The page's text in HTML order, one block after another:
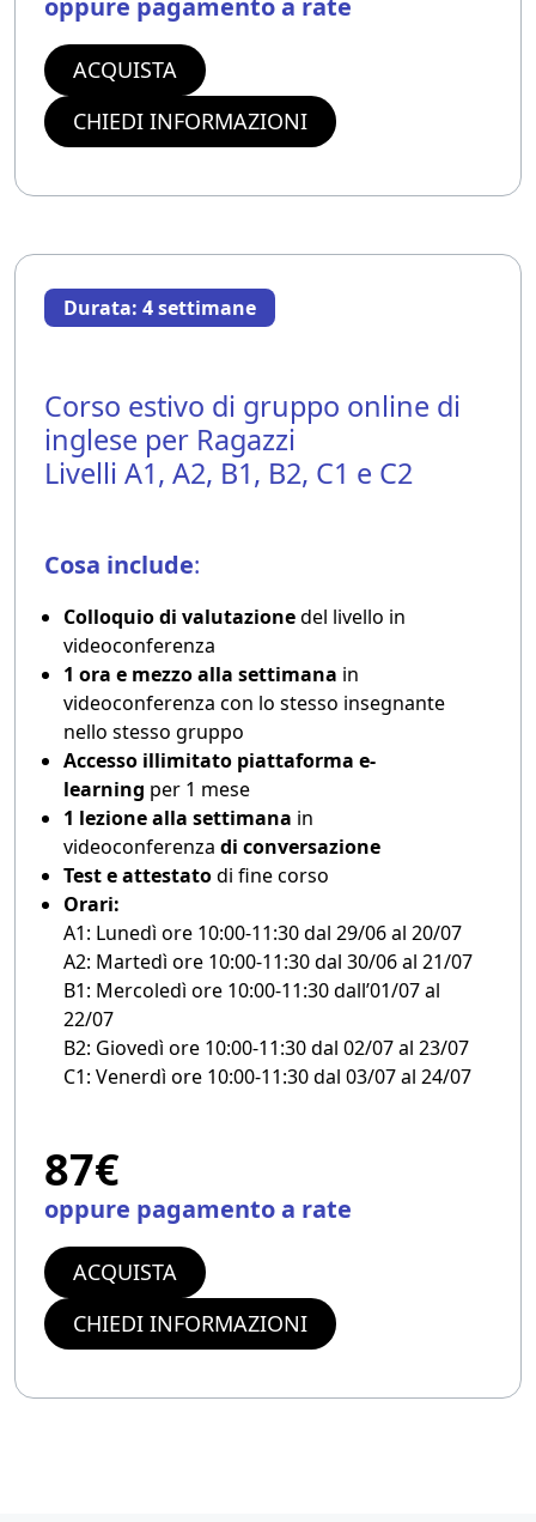
ACQUISTA
CHIEDI INFORMAZIONI
Durata: 4 settimane
Corso estivo di gruppo online di
inglese per Ragazzi
Livelli A1, A2, B1, B2, C1 e C2
Cosa include:
Colloquio di valutazionedel livello in
videoconferenza
1 ora e mezzo alla settimana in
videoconferenza con lo stesso insegnante
nello stesso gruppo
Accesso illimitato piattaforma e-
learning per 1 mese
1 lezione alla settimana in
videoconferenza di conversazione
Test e attestatodi fine corso
Orari:
A1: Lunedì ore 10:00-11:30 dal 29/06 al 20/07
A2: Martedì ore 10:00-11:30 dal 30/06 al 21/07
B1: Mercoledì ore 10:00-11:30 dall’01/07 al
22/07
B2: Giovedì ore 10:00-11:30 dal 02/07 al 23/07
C1: Venerdì ore 10:00-11:30 dal 03/07 al 24/07
87€
oppure pagamento a rate
ACQUISTA
CHIEDI INFORMAZIONI